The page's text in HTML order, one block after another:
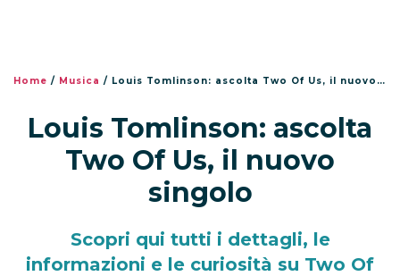
Home / Musica / Louis Tomlinson: ascolta Two Of Us, il nuovo singolo
Louis Tomlinson: ascolta
Two Of Us, il nuovo
singolo
Scopri qui tutti i dettagli, le
informazioni e le curiosità su Two Of